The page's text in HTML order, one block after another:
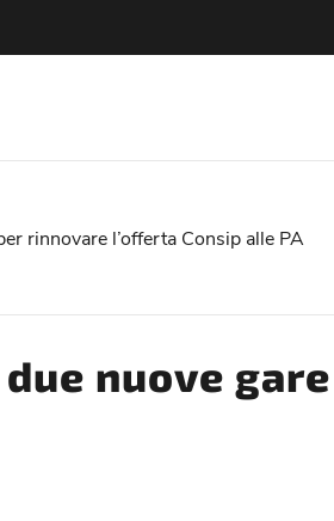
rinnovare l’offerta Consip alle PA
nuove